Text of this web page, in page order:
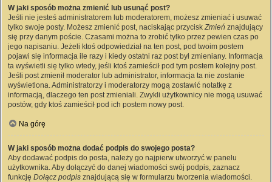
W jaki sposób można zmienić lub usunąć post?
Jeśli nie jesteś administratorem lub moderatorem, możesz zmieniać i usuwać
tylko swoje posty. Możesz zmienić post, naciskając przyciskZmień znajdujący
się przy danym poście. Czasami można to zrobić tylko przez pewien czas po
jego napisaniu. Jeżeli ktoś odpowiedział na ten post, pod twoim postem
pojawi się informacja ile razy i kiedy ostatni raz post był zmieniany. Informacja
ta wyświetli się tylko wtedy, jeśli ktoś zamieścił pod tym postem kolejny post.
Jeśli post zmienił moderator lub administrator, informacja ta nie zostanie
wyświetlona. Administratorzy i moderatorzy mogą zostawić notatkę z
informacją, dlaczego ten post zmieniali. Zwykli użytkownicy nie mogą usuwać
postów, gdy ktoś zamieścił pod ich postem nowy post.
Na górę
W jaki sposób można dodać podpis do swojego posta?
Aby dodawać podpis do posta, należy go najpierw utworzyć w panelu
użytkownika. Aby dołączyć do danej wiadomości swój podpis, zaznacz
funkcję Dołącz podpis znajdującą się w formularzu tworzenia wiadomości.